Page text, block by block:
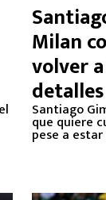
Milan
volver
detalles
Santiago
que quiere
pese a